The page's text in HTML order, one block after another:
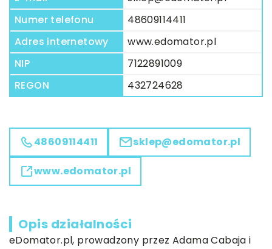
Numer telefonu
48609114411
Adres internetowy
www.edomator.pl
NIP
7122891009
REGON
432724628
48609114411 sklep@edomator.pl
www.edomator.pl
Opis działalności
eDomator.pl, prowadzony przez Adama Cabaja i